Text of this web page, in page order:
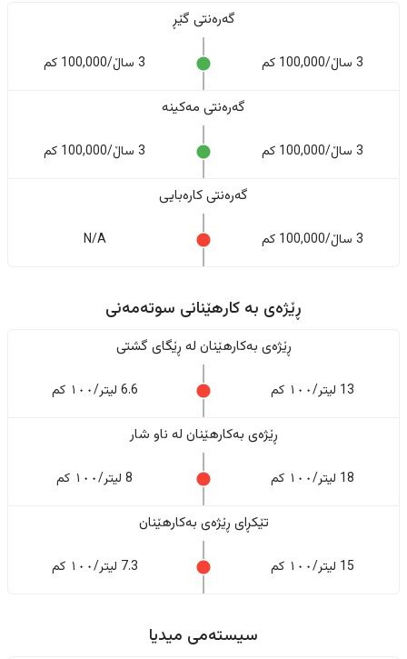
گەرەنتی گێڕ
3 ساڵ/100,000 کم 3 ساڵ/100,000 کم
گەرەنتی مەکینە
3 ساڵ/100,000 کم 3 ساڵ/100,000 کم
گەرەنتی کارەبایی
3 ساڵ/100,000 کم N/A
ڕێژەى به کارهێنانی سوتەمەنی
ڕێژەى بەکارهێنان له ڕێگای گشتی
13 لیتر/١٠٠ کم 6.6 لیتر/١٠٠ کم
ڕێژەى بەکارهێنان له ناو شار
18 لیتر/١٠٠ کم 8 لیتر/١٠٠ کم
تێکڕای ڕێژەى بەکارهێنان
15 لیتر/١٠٠ کم 7.3 لیتر/١٠٠ کم
سیستەمی میدیا